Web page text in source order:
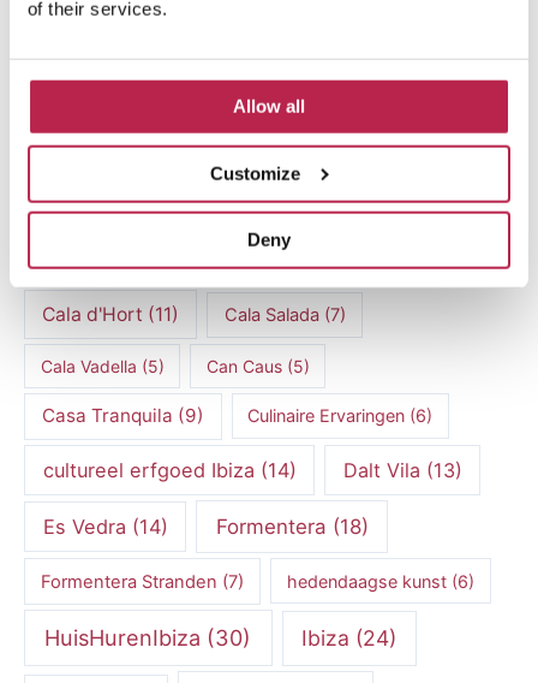
of their services.
Allow all
Customize
Deny
Populaire Onderwerpen
Atlantis(5) Atlantis Ibiza(6)
Atlantis Sa Pedra(5) autoverhuur Ibiza(14)
Cala d'Hort (11) Cala Salada(7)
Cala Vadella (5) Can Caus(5)
Casa Tranquila (9) Culinaire Ervaringen (6)
cultureel erfgoed Ibiza (14) Dalt Vila (13)
Es Vedra (14) Formentera (18)
Formentera Stranden (7) hedendaagse kunst (6)
HuisHurenIbiza (30) Ibiza (24)